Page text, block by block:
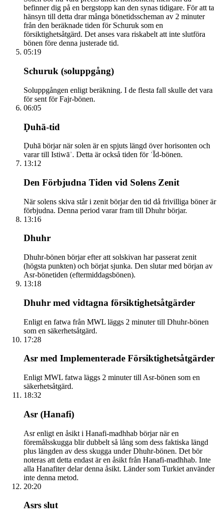
befinner dig på en bergstopp kan den synas tidigare. För att ta
hänsyn till detta drar många bönetidsscheman av 2 minuter
från den beräknade tiden för Schuruk som en
försiktighetsåtgärd. Det anses vara riskabelt att inte slutföra
bönen före denna justerade tid.
05:19
Schuruk (soluppgång)
Soluppgången enligt beräkning. I de flesta fall skulle det vara
för sent för Fajr-bönen.
06:05
Ḍuhā-tid
Ḍuhā börjar när solen är en spjuts längd över horisonten och
varar till Istiwāʾ. Detta är också tiden för ʿĪd-bönen.
13:12
Den Förbjudna Tiden vid Solens Zenit
När solens skiva står i zenit börjar den tid då frivilliga böner är
förbjudna. Denna period varar fram till Dhuhr börjar.
13:16
Dhuhr
Dhuhr-bönen börjar efter att solskivan har passerat zenit
(högsta punkten) och börjat sjunka. Den slutar med början av
Asr-bönetiden (eftermiddagsbönen).
13:18
Dhuhr med vidtagna försiktighetsåtgärder
Enligt en fatwa från MWL läggs 2 minuter till Dhuhr-bönen
som en säkerhetsåtgärd.
17:28
Asr med Implementerade Försiktighetsåtgärder
Enligt MWL fatwa läggs 2 minuter till Asr-bönen som en
säkerhetsåtgärd.
18:32
Asr (Hanafi)
Asr enligt en åsikt i Hanafi-madhhab börjar när en
föremålsskugga blir dubbelt så lång som dess faktiska längd
plus längden av dess skugga under Dhuhr-bönen. Det bör
noteras att detta endast är en åsikt från Hanafi-madhhab. Inte
alla Hanafiter delar denna åsikt. Länder som Turkiet använder
inte denna metod.
20:20
Asrs slut